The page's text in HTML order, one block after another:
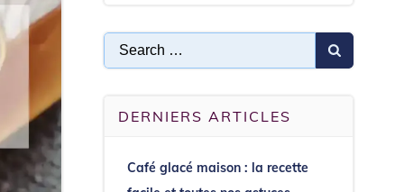
Search
DERNIERS ARTICLES
Café glacé maison : la recette